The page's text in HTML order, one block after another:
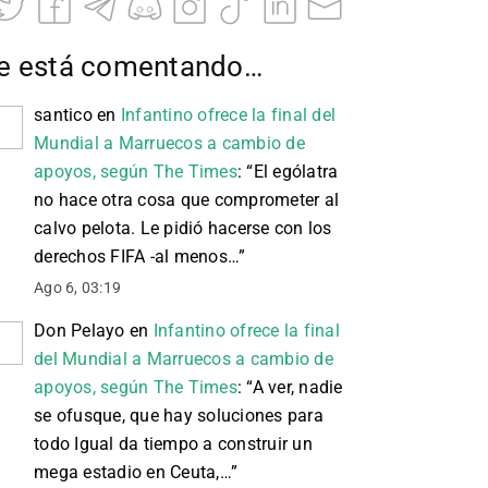
está comentando…
santicoen Infantino ofrece la final del
Mundial a Marruecos a cambio de
apoyos, según The Times: “El ególatra
no hace otra cosa que comprometer al
calvo pelota. Le pidió hacerse con los
derechos FIFA -al menos…”
Ago 6, 03:19
Don Pelayo en Infantino ofrece la final
del Mundial a Marruecos a cambio de
apoyos, según The Times: “A ver, nadie
se ofusque, que hay soluciones para
todo Igual da tiempo a construir un
mega estadio en Ceuta,…”